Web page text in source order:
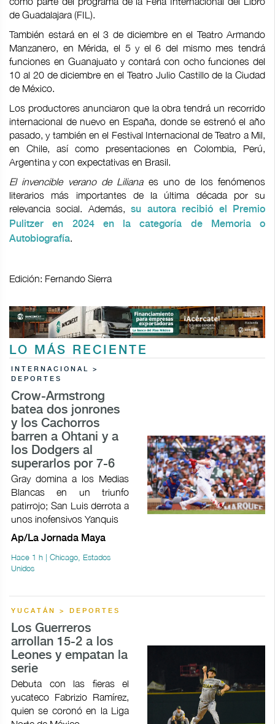
de Guadalajara (FIL).
También estará en el 3 de diciembre en el Teatro Armando
Manzanero, en Mérida, el 5 y el 6 del mismo mes tendrá
funciones en Guanajuato y contará con ocho funciones del
10 al 20 de diciembre en el Teatro Julio Castillo de la Ciudad
de México.
Los productores anunciaron que la obra tendrá un recorrido
internacional de nuevo en España, donde se estrenó el año
pasado, y también en el Festival Internacional de Teatro a Mil,
en Chile, así como presentaciones en Colombia, Perú,
Argentina y con expectativas en Brasil.
El invencible verano de Lilianaes uno de los fenómenos
literarios más importantes de la última década por su
relevancia social. Además,su autora recibió el Premio
Pulitzer en 2024 en la categoría de Memoria o
Autobiografía.
Edición: Fernando Sierra
LO MÁS RECIENTE
INTERNACIONAL >
DEPORTES
Crow-Armstrong
batea dos jonrones
y los Cachorros
barren a Ohtani y a
los Dodgers al
superarlos por 7-6
Gray domina a los Medias
Blancas en un triunfo
patirrojo; San Luis derrota a
unos inofensivos Yanquis
Ap/La Jornada Maya
Hace 1 h | Chicago, Estados
Unidos
YUCATÁN > DEPORTES
Los Guerreros
arrollan 15-2 a los
Leones y empatan la
serie
Debuta con las fieras el
yucateco Fabrizio Ramírez,
quien se coronó en la Liga